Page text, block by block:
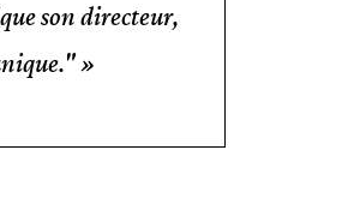
son directeur,
."